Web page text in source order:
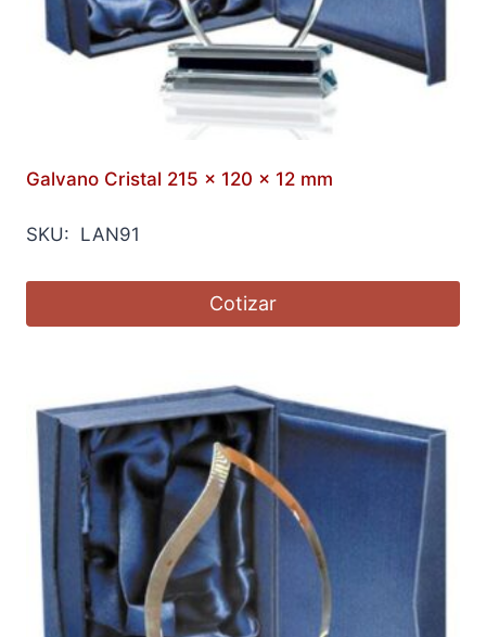
Galvano Cristal 215 x 120 x 12 mm
SKU: LAN91
Cotizar